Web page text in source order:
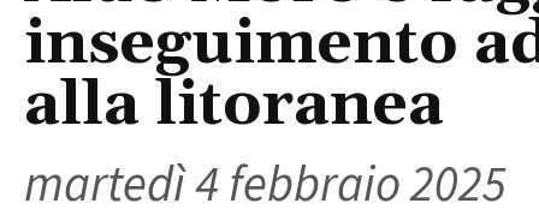
inseguimento
alla litoranea
martedì 4 febbraio 2025